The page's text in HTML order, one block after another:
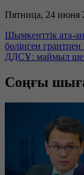
Пятница, 24 июня
Шымкенттік ата-
бөлінген
ДДСҰ: маймыл
Соңғы